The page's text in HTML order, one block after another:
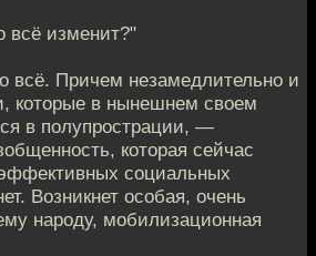
всё изменит?"
всё. Причем незамедлительно и
которые в нынешнем своем
в полупрострации, —
которая сейчас
социальных
Возникнет особая, очень
народу, мобилизационная